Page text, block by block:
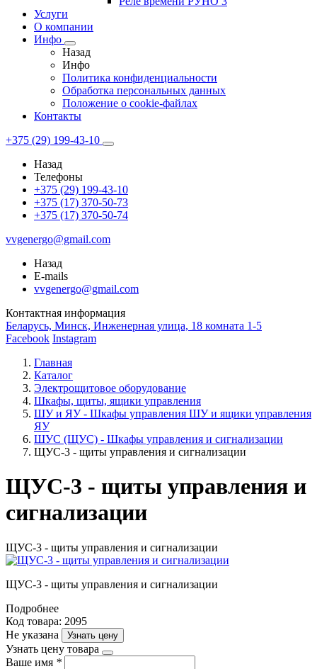
Услуги
О компании
Инфо
Назад
Инфо
Политика конфиденциальности
Обработка персональных данных
Положение о cookie-файлах
Контакты
+375 (29) 199-43-10
Назад
Телефоны
+375 (29) 199-43-10
+375 (17) 370-50-73
+375 (17) 370-50-74
vvgenergo@gmail.com
Назад
E-mails
vvgenergo@gmail.com
Контактная информация
Беларусь, Минск, Инженерная улица, 18 комната 1-5
Facebook Instagram
Главная
Каталог
Электрощитовое оборудование
Шкафы, щиты, ящики управления
ШУ и ЯУ - Шкафы управления ШУ и ящики управления
ЯУ
ШУС (ЩУС) - Шкафы управления и сигнализации
ЩУС-3 - щиты управления и сигнализации
ЩУС-3 - щиты управления и
сигнализации
ЩУС-3 - щиты управления и сигнализации
ЩУС-3 - щиты управления и сигнализации
Подробнее
Код товара: 2095
Не указана
Узнать цену
Узнать цену товара
Ваше имя *